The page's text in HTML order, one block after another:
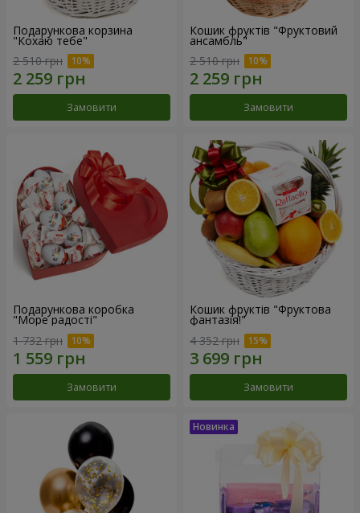
Подарункова корзина
"Кохаю тебе"
2 510 грн
Замовити
Кошик фруктів "Фруктовий
ансамбль"
2 510 грн
Замовити
Подарункова коробка
"Море радості"
1 732 грн
Замовити
Кошик фруктів "Фруктова
фантазія!"
4 352 грн
Замовити